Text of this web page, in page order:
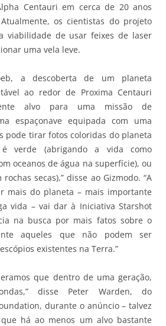
Centauri em cerca de 20 anos
os cientistas do projeto
viabilidade de usar feixes de laser
uma vela leve.
a descoberta de um planeta
ao redor de Proxima Centauri
alvo para uma missão de
espaçonave equipada com uma
pode tirar fotos coloridas do planeta
verde (abrigando a vida como
oceanos de água na superfície), ou
secas),” disse ao Gizmodo. “A
mais do planeta – mais importante
vida – vai dar à Iniciativa Starshot
na busca por mais fatos sobre o
aqueles que não podem ser
existentes na Terra.”
que dentro de uma geração,
disse Peter Warden, do
durante o anúncio – talvez
que há ao menos um alvo bastante